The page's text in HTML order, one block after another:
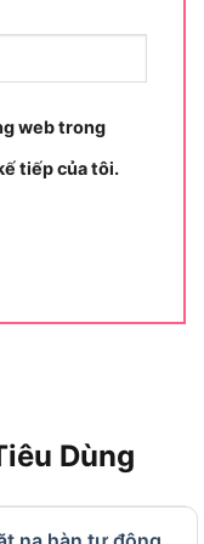
INGCO WM101
PP 100% , một
web trong
tiếp của tôi.
Dùng